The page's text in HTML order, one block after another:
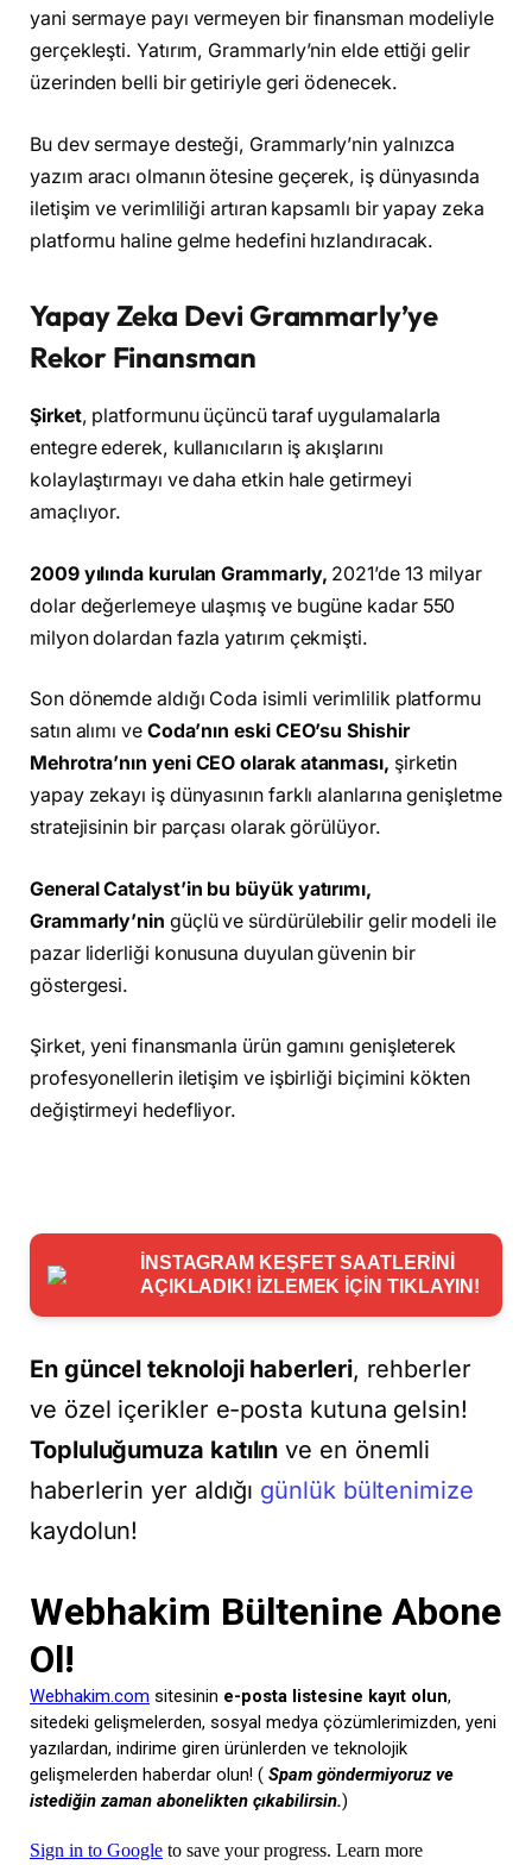
yani sermaye payı vermeyen bir finansman modeliyle
gerçekleşti. Yatırım, Grammarly’nin elde ettiği gelir
üzerinden belli bir getiriyle geri ödenecek.
Bu dev sermaye desteği, Grammarly’nin yalnızca
yazım aracı olmanın ötesine geçerek, iş dünyasında
iletişim ve verimliliği artıran kapsamlı bir yapay zeka
platformu haline gelme hedefini hızlandıracak.
Yapay Zeka Devi Grammarly’ye
Rekor Finansman
Şirket, platformunu üçüncü taraf uygulamalarla
entegre ederek, kullanıcıların iş akışlarını
kolaylaştırmayı ve daha etkin hale getirmeyi
amaçlıyor.
2009 yılında kurulan Grammarly, 2021’de 13 milyar
dolar değerlemeye ulaşmış ve bugüne kadar 550
milyon dolardan fazla yatırım çekmişti.
Son dönemde aldığı Coda isimli verimlilik platformu
satın alımı ve Coda’nın eski CEO’su Shishir
Mehrotra’nın yeni CEO olarak atanması, şirketin
yapay zekayı iş dünyasının farklı alanlarına genişletme
stratejisinin bir parçası olarak görülüyor.
General Catalyst’in bu büyük yatırımı,
Grammarly’nin güçlü ve sürdürülebilir gelir modeli ile
pazar liderliği konusuna duyulan güvenin bir
göstergesi.
Şirket, yeni finansmanla ürün gamını genişleterek
profesyonellerin iletişim ve işbirliği biçimini kökten
değiştirmeyi hedefliyor.
İNSTAGRAM KEŞFET SAATLERİNİ
AÇIKLADIK! İZLEMEK İÇİN TIKLAYIN!
En güncel teknoloji haberleri, rehberler
ve özel içerikler e-posta kutuna gelsin!
Topluluğumuza katılın ve en önemli
haberlerin yer aldığı günlük bültenimize
kaydolun!